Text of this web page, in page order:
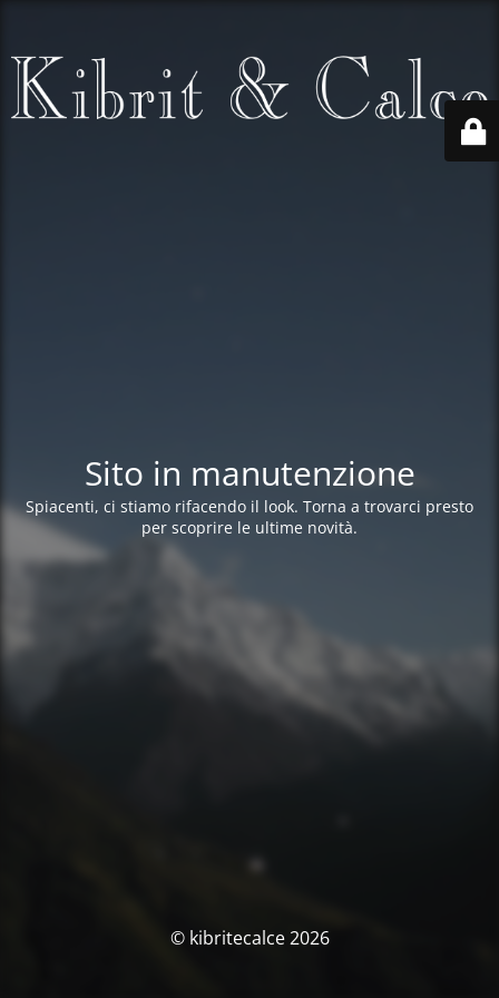
Sito in manutenzione
Spiacenti, ci stiamo rifacendo il look. Torna a trovarci presto
per scoprire le ultime novità.
© kibritecalce 2026